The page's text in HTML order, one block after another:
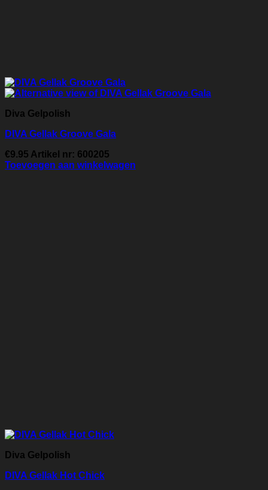
Diva Gelpolish
DIVA Gellak Groove Gala
€9.95 Artikel nr: 600205
Toevoegen aan winkelwagen
Diva Gelpolish
DIVA Gellak Hot Chick